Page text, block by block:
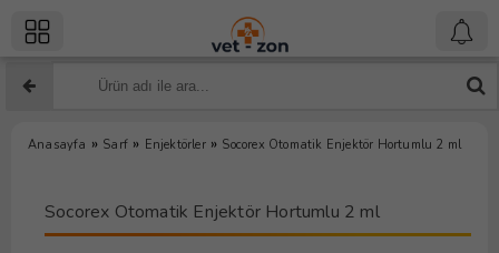
Anasayfa » Sarf » Enjektörler » Socorex Otomatik Enjektör Hortumlu 2 ml
Socorex Otomatik Enjektör Hortumlu 2 ml